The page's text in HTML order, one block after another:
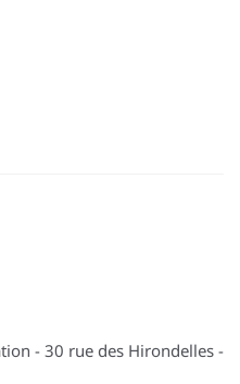
- 30 rue des Hirondelles -